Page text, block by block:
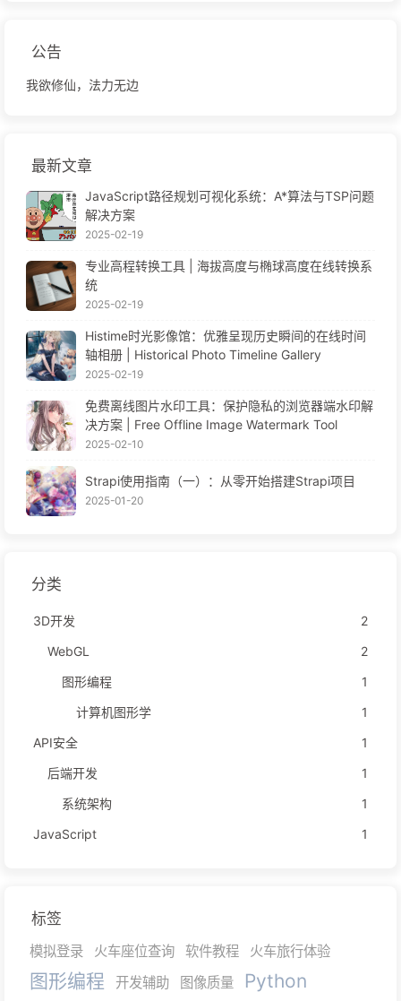
公告
我欲修仙，法力无边
最新文章
JavaScript路径规划可视化系统：A*算法与TSP问题
解决方案
2025-02-19
专业高程转换工具 | 海拔高度与椭球高度在线转换系
统
2025-02-19
Histime时光影像馆：优雅呈现历史瞬间的在线时间
轴相册 | Historical Photo Timeline Gallery
2025-02-19
免费离线图片水印工具：保护隐私的浏览器端水印解
决方案 | Free Offline Image Watermark Tool
2025-02-10
Strapi使用指南（一）：从零开始搭建Strapi项目
2025-01-20
分类
3D开发
2
WebGL
2
图形编程
1
计算机图形学
1
API安全
1
后端开发
1
系统架构
1
JavaScript
1
标签
模拟登录 火车座位查询 软件教程 火车旅行体验
图形编程 开发辅助 图像质量 Python